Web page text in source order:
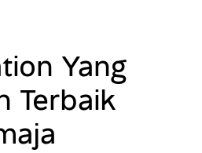
Yang
Terbaik